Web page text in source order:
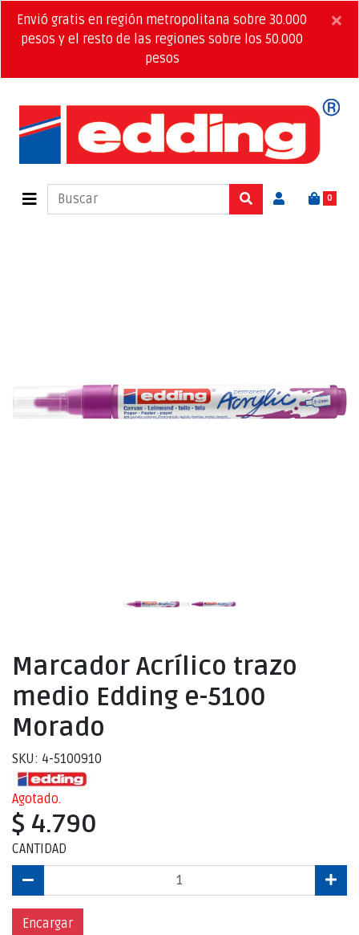
Envió gratis en región metropolitana sobre 30.000
pesos y el resto de las regiones sobre los 50.000
pesos
×
0
Marcador Acrílico trazo
medio Edding e-5100
Morado
SKU: 4-5100910
Agotado.
$ 4.790
CANTIDAD
Encargar